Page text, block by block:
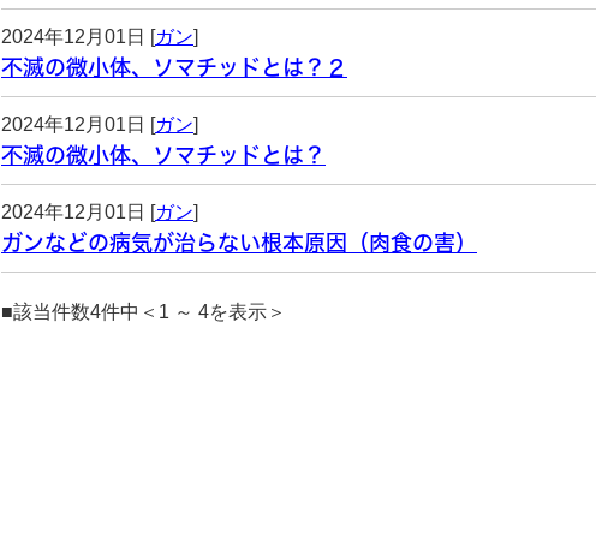
2024年12月01日 [ガン]
不滅の微小体、ソマチッドとは？２
2024年12月01日 [ガン]
不滅の微小体、ソマチッドとは？
2024年12月01日 [ガン]
ガンなどの病気が治らない根本原因（肉食の害）
■該当件数4件中＜1 ～ 4を表示＞